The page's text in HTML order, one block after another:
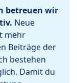
betreuen wir
Neue
mehr
Beiträge der
bestehen
Damit du